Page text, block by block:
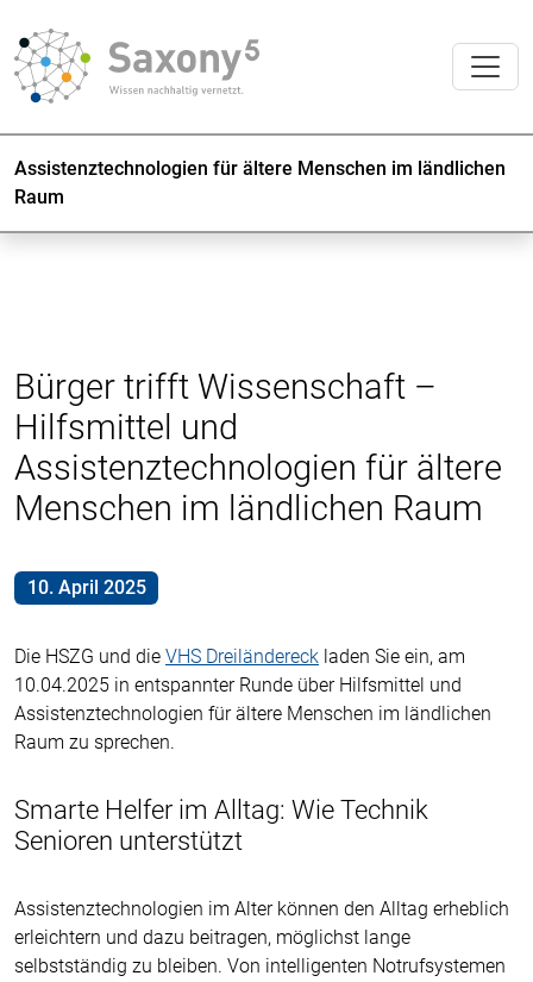
Assistenztechnologien für ältere Menschen im ländlichen
Raum
Bürger trifft Wissenschaft –
Hilfsmittel und
Assistenztechnologien für ältere
Menschen im ländlichen Raum
10. April 2025
Die HSZG und die VHS Dreiländereck laden Sie ein, am
10.04.2025 in entspannter Runde über Hilfsmittel und
Assistenztechnologien für ältere Menschen im ländlichen
Raum zu sprechen.
Smarte Helfer im Alltag: Wie Technik
Senioren unterstützt
Assistenztechnologien im Alter können den Alltag erheblich
erleichtern und dazu beitragen, möglichst lange
selbstständig zu bleiben. Von intelligenten Notrufsystemen